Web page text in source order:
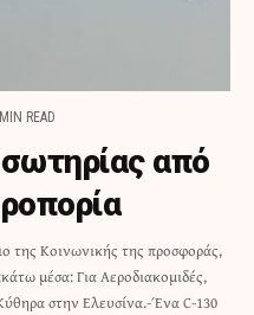
READ
από
της Κοινωνικής της προσφοράς,
μέσα: Για Αεροδιακομιδές,
στην Ελευσίνα.-Ένα C-130